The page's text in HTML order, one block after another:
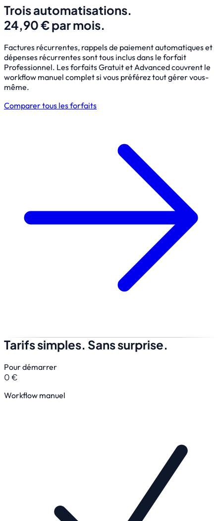
Trois automatisations.
24,90 € par mois.
Factures récurrentes, rappels de paiement automatiques et
dépenses récurrentes sont tous inclus dans le forfait
Professionnel. Les forfaits Gratuit et Advanced couvrent le
workflow manuel complet si vous préférez tout gérer vous-
même.
Comparer tous les forfaits
Tarifs simples. Sans surprise.
Pour démarrer
0 €
Workflow manuel